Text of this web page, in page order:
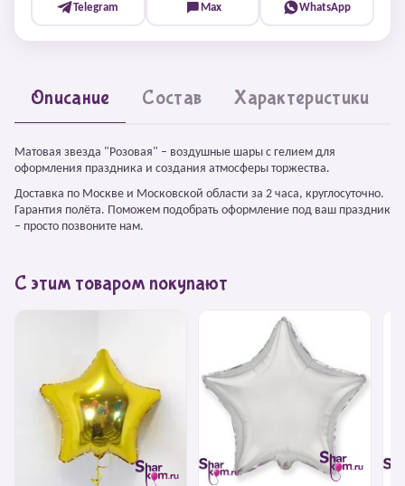
Telegram Max WhatsApp
Описание Состав Характеристики
Матовая звезда "Розовая" – воздушные шары с гелием для
оформления праздника и создания атмосферы торжества.
Доставка по Москве и Московской области за 2 часа, круглосуточно.
Гарантия полёта. Поможем подобрать оформление под ваш праздник
– просто позвоните нам.
С этим товаром покупают